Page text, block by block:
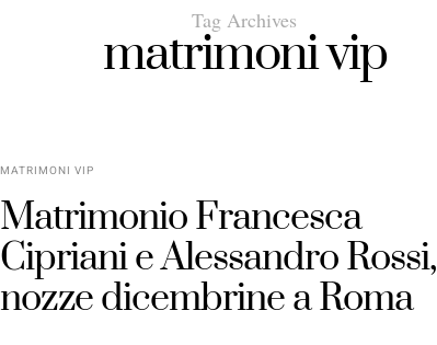
Tag Archives
matrimoni vip
MATRIMONI VIP
Matrimonio Francesca
Cipriani e Alessandro Rossi,
nozze dicembrine a Roma